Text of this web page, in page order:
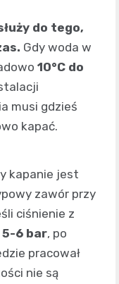
do tego,
Gdy woda w
10°C do
musi gdzieś
kapać.
kapanie jest
zawór przy
ciśnienie z
5-6 bar, po
pracował
nie są